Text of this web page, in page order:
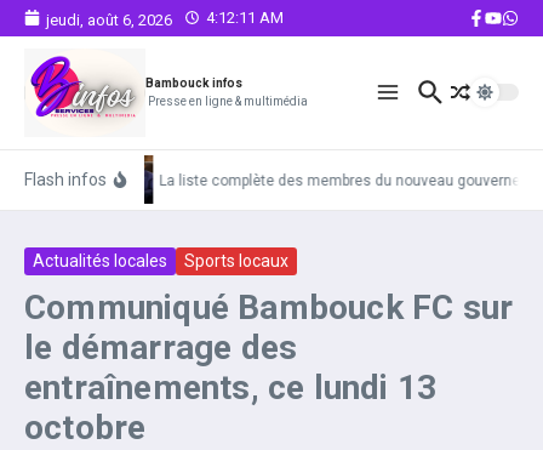
Aller au contenu
jeudi, août 6, 2026 4:12:12 AM
Bambouck infos
Presse en ligne & multimédia
Flash infos La liste complète des membres du nouveau
Actualités locales Sports locaux
Communiqué Bambouck FC sur
le démarrage des
entraînements, ce lundi 13
octobre